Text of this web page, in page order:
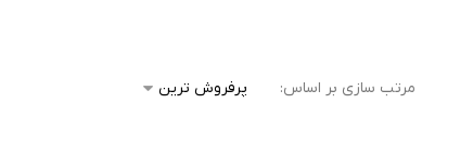
مرتب سازی بر اساس: